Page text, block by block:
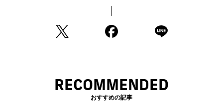
RECOMMENDED
おすすめの記事